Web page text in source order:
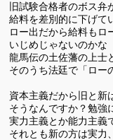
旧試験合格者のボス
給料を差別的に下げて
ロー出だから給料もロ
いじめじゃないのかな
龍馬伝の土佐藩の上士
そのうち法廷で「ロー
資本主義だから旧と新
そうなんですか？勉強
実力主義とか能力主義
それとも新の方は実力